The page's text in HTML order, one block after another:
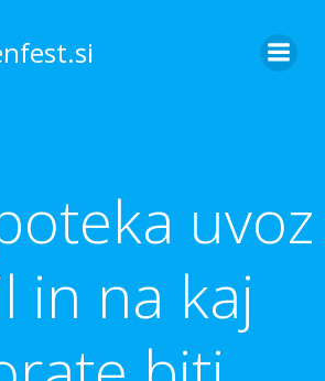
to
content
uvoz
in na kaj